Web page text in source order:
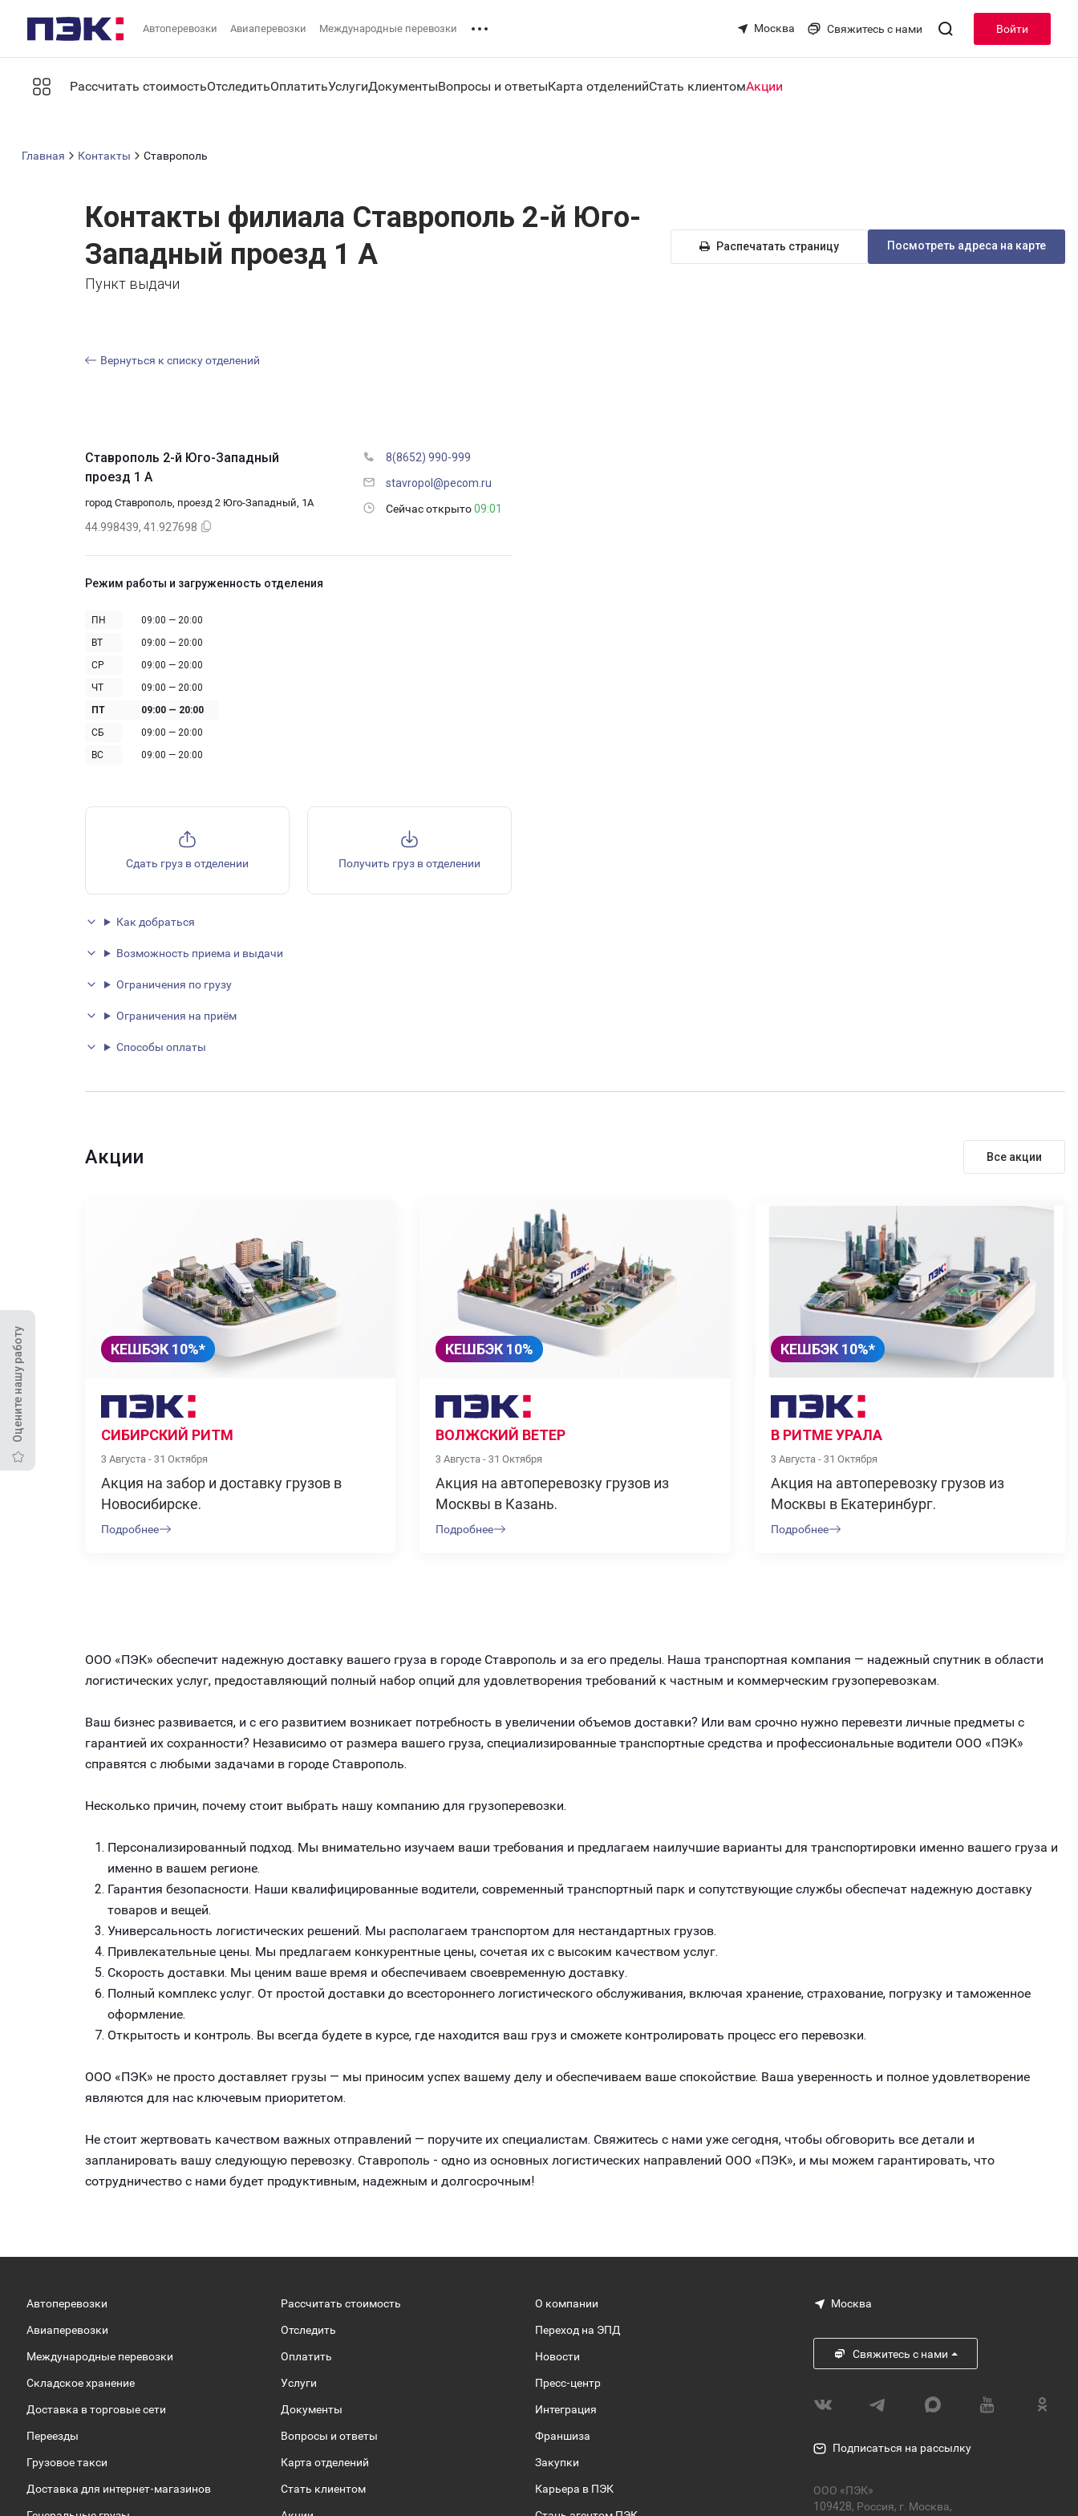
Автоперевозки Авиаперевозки Международные перевозки Москва Свяжитесь с нами Войти
Рассчитать стоимостьОтследитьОплатитьУслугиДокументыВопросы и ответыКарта отделенийСтать клиентомАкции
Оцените нашу работу
Главная Контакты Ставрополь
Контакты филиала Ставрополь 2-й Юго-
Западный проезд 1 А
Пункт выдачи
Распечатать страницу Посмотреть адреса на карте
Вернуться к списку отделений
Ставрополь 2-й Юго-Западный
проезд 1 А
город Ставрополь, проезд 2 Юго-Западный, 1А
44.998439, 41.927698
8(8652) 990-999
stavropol@pecom.ru
Сейчас открыто 09:01
Режим работы и загруженность отделения
ПН
09:00 — 20:00
ВТ
09:00 — 20:00
СР
09:00 — 20:00
ЧТ
09:00 — 20:00
ПТ
09:00 — 20:00
СБ
09:00 — 20:00
ВС
09:00 — 20:00
Сдать груз в отделении Получить груз в отделении
Как добраться
Возможность приема и выдачи
Ограничения по грузу
Ограничения на приём
Способы оплаты
Акции Все акции
КЕШБЭК 10%*
СИБИРСКИЙ РИТМ
3 Августа - 31 Октября
Акция на забор и доставку грузов в
Новосибирске.
Подробнее
КЕШБЭК 10%
ВОЛЖСКИЙ ВЕТЕР
3 Августа - 31 Октября
Акция на автоперевозку грузов из
Москвы в Казань.
Подробнее
КЕШБЭК 10%*
В РИТМЕ УРАЛА
3 Августа - 31 Октября
Акция на автоперевозку грузов из
Москвы в Екатеринбург.
Подробнее
ООО «ПЭК» обеспечит надежную доставку вашего груза в городе Ставрополь и за его пределы. Наша транспортная компания — надежный спутник в области
логистических услуг, предоставляющий полный набор опций для удовлетворения требований к частным и коммерческим грузоперевозкам.
Ваш бизнес развивается, и с его развитием возникает потребность в увеличении объемов доставки? Или вам срочно нужно перевезти личные предметы с
гарантией их сохранности? Независимо от размера вашего груза, специализированные транспортные средства и профессиональные водители ООО «ПЭК»
справятся с любыми задачами в городе Ставрополь.
Несколько причин, почему стоит выбрать нашу компанию для грузоперевозки.
Персонализированный подход. Мы внимательно изучаем ваши требования и предлагаем наилучшие варианты для транспортировки именно вашего груза и
именно в вашем регионе.
Гарантия безопасности. Наши квалифицированные водители, современный транспортный парк и сопутствующие службы обеспечат надежную доставку
товаров и вещей.
Универсальность логистических решений. Мы располагаем транспортом для нестандартных грузов.
Привлекательные цены. Мы предлагаем конкурентные цены, сочетая их с высоким качеством услуг.
Скорость доставки. Мы ценим ваше время и обеспечиваем своевременную доставку.
Полный комплекс услуг. От простой доставки до всестороннего логистического обслуживания, включая хранение, страхование, погрузку и таможенное
оформление.
Открытость и контроль. Вы всегда будете в курсе, где находится ваш груз и сможете контролировать процесс его перевозки.
ООО «ПЭК» не просто доставляет грузы — мы приносим успех вашему делу и обеспечиваем ваше спокойствие. Ваша уверенность и полное удовлетворение
являются для нас ключевым приоритетом.
Не стоит жертвовать качеством важных отправлений — поручите их специалистам. Свяжитесь с нами уже сегодня, чтобы обговорить все детали и
запланировать вашу следующую перевозку. Ставрополь - одно из основных логистических направлений ООО «ПЭК», и мы можем гарантировать, что
сотрудничество с нами будет продуктивным, надежным и долгосрочным!
Автоперевозки
Авиаперевозки
Международные перевозки
Складское хранение
Доставка в торговые сети
Переезды
Грузовое такси
Доставка для интернет-магазинов
Рассчитать стоимость
Отследить
Оплатить
Услуги
Документы
Вопросы и ответы
Карта отделений
Стать клиентом
О компании
Переход на ЭПД
Новости
Пресс-центр
Интеграция
Франшиза
Закупки
Карьера в ПЭК
Москва
Свяжитесь с нами
Подписаться на рассылку
ООО «ПЭК»
109428, Россия, г. Москва,